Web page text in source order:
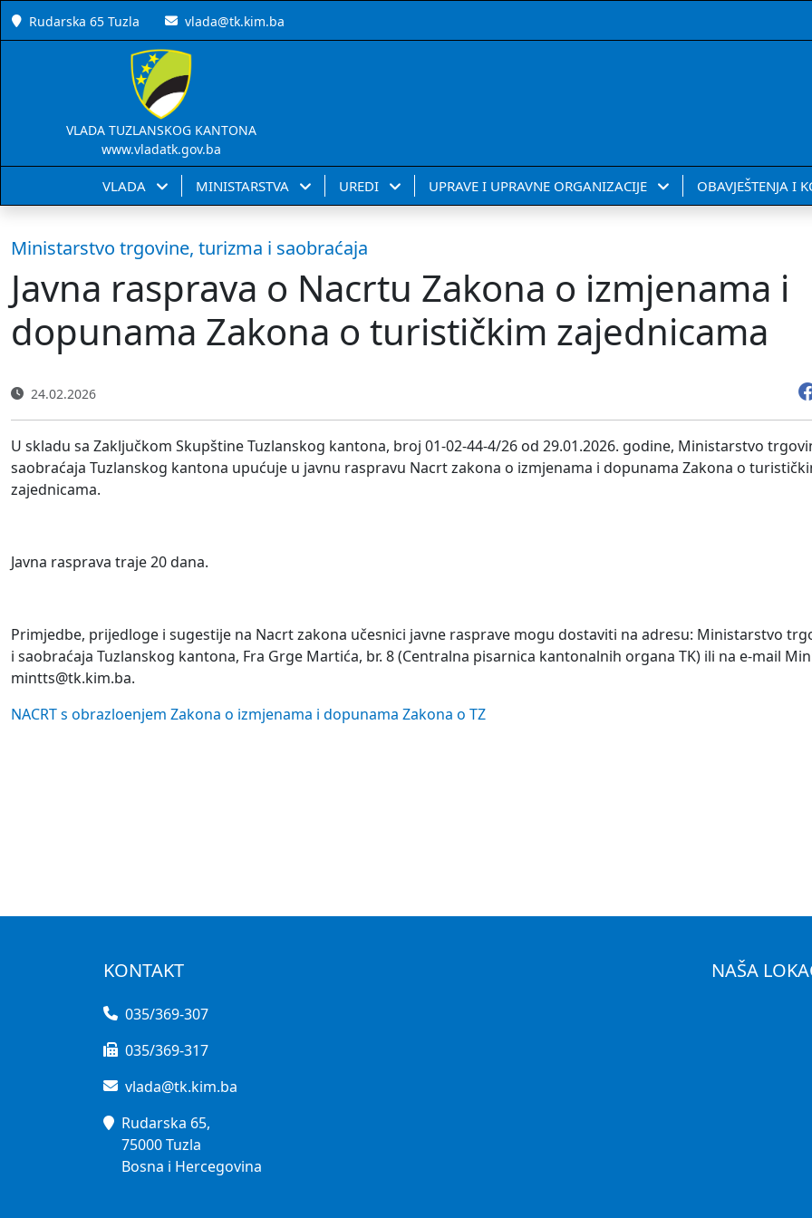
Rudarska 65 Tuzla vlada@tk.kim.ba
VLADA TUZLANSKOG KANTONA
www.vladatk.gov.ba
VLADA MINISTARSTVA UREDI UPRAVE I UPRAVNE ORGANIZACIJE OBAVJEŠTENJA I
Ministarstvo trgovine, turizma i saobraćaja
Javna rasprava o Nacrtu Zakona o izmjenama i
dopunama Zakona o turističkim zajednicama
24.02.2026
U skladu sa Zaključkom Skupštine Tuzlanskog kantona, broj 01-02-44-4/26 od 29.01.2026. godine, Ministarstvo
saobraćaja Tuzlanskog kantona upućuje u javnu raspravu Nacrt zakona o izmjenama i dopunama Zakona o
zajednicama.
Javna rasprava traje 20 dana.
Primjedbe, prijedloge i sugestije na Nacrt zakona učesnici javne rasprave mogu dostaviti na adresu: Ministarstvo
i saobraćaja Tuzlanskog kantona, Fra Grge Martića, br. 8 (Centralna pisarnica kantonalnih organa TK) ili na e-mail
mintts@tk.kim.ba.
NACRT s obrazloenjem Zakona o izmjenama i dopunama Zakona o TZ
KONTAKT
035/369-307
035/369-317
vlada@tk.kim.ba
Rudarska 65,
75000 Tuzla
Bosna i Hercegovina
NAŠA